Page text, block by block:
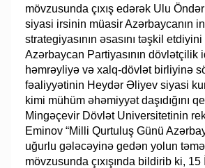
mövzusunda çıxış edərək Ulu
siyasi irsinin müasir Azərbaycanın
strategiyasının əsasını təşkil
Azərbaycan Partiyasının dövlətçilik
həmrəyliyə və xalq-dövlət birliyinə
fəaliyyətinin Heydər Əliyev siyasi
kimi mühüm əhəmiyyət daşıdığını
Mingəçevir Dövlət Universitetinin
Eminov “Milli Qurtuluş Günü
uğurlu gələcəyinə gedən yolun
mövzusunda çıxışında bildirib ki,